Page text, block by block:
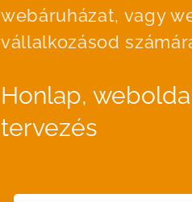
webáruházat, vagy
vállalkozásod
Honlap,
tervezés